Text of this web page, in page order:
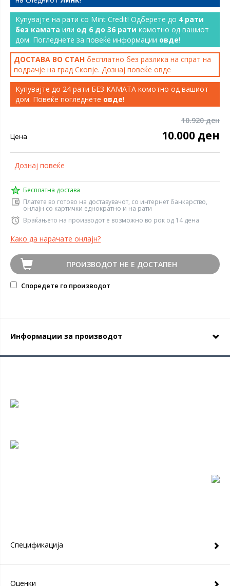
Купувајте на рати со Mint Credit! Одберете до 4 рати
без камата или од 6 до 36 рати комотно од вашиот
дом. Погледнете за повеќе информации овде!
ДОСТАВА ВО СТАН бесплатно без разлика на спрат на
подрачје на град Скопје. Дознај повеќе овде
Купувајте до 24 рати БЕЗ КАМАТА комотно од вашиот
дом. Повеќе погледнете овде!
10.920 ден
Цена 10.000 ден
Дознај повеќе
Бесплатна достава
Платете во готово на доставувачот, со интернет банкарство,
онлајн со картички еднократно и на рати
Враќањето на производот е возможно во рок од 14 дена
Како да нарачате онлајн?
ПРОИЗВОДОТ НЕ Е ДОСТАПЕН
Споредете го производот
Информации за производот
Спецификација
Оценки